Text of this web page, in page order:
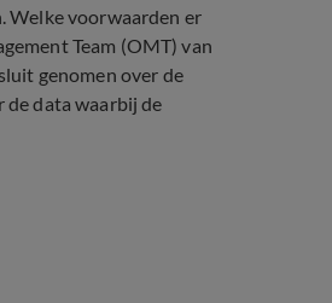
Welke voorwaarden er
Team (OMT) van
genomen over de
de data waarbij de